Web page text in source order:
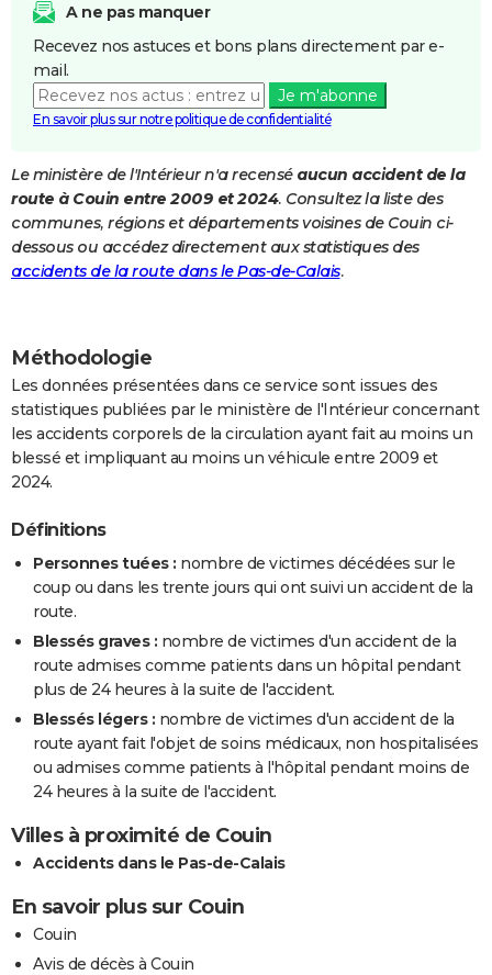
Destinations
City break
Voyage nature
Voyage de noces
Forum
Climat
PHOTO
GUIDES D'ACHAT
BONS PLANS
Carte de Noël
Carte Bonne année
Carte Saint-Valentin
Carte Pâques
Carte d'anniversaire
DICTIONNAIRE
Dictionnaire
Biographies
Citations
Expressions
Proverbes
PROGRAMME TV
FORUM
Bricolage
Television
A ne pas manquer
Recevez nos astuces et bons plans directement par e-
mail.
Je m'abonne
En savoir plus sur notre politique de confidentialité
Le ministère de l'Intérieur n'a recensé aucun accident de la
route à Couin entre 2009 et 2024. Consultez la liste des
communes, régions et départements voisines de Couin ci-
dessous ou accédez directement aux statistiques des
accidents de la route dans le Pas-de-Calais.
Méthodologie
Les données présentées dans ce service sont issues des
statistiques publiées par le ministère de l'Intérieur concernant
les accidents corporels de la circulation ayant fait au moins un
blessé et impliquant au moins un véhicule entre 2009 et
2024.
Définitions
Personnes tuées : nombre de victimes décédées sur le
coup ou dans les trente jours qui ont suivi un accident de la
route.
Blessés graves : nombre de victimes d'un accident de la
route admises comme patients dans un hôpital pendant
plus de 24 heures à la suite de l'accident.
Blessés légers : nombre de victimes d'un accident de la
route ayant fait l'objet de soins médicaux, non hospitalisées
ou admises comme patients à l'hôpital pendant moins de
24 heures à la suite de l'accident.
Villes à proximité de Couin
Accidents dans le Pas-de-Calais
En savoir plus sur Couin
Couin
Avis de décès à Couin